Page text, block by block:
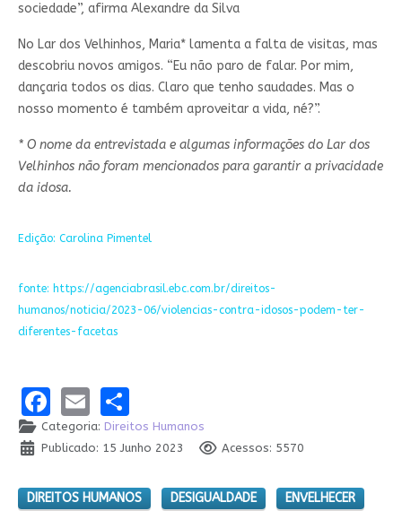
sociedade”, afirma Alexandre da Silva
No Lar dos Velhinhos, Maria* lamenta a falta de visitas, mas
descobriu novos amigos. “Eu não paro de falar. Por mim,
dançaria todos os dias. Claro que tenho saudades. Mas o
nosso momento é também aproveitar a vida, né?”.
* O nome da entrevistada e algumas informações do Lar dos
Velhinhos não foram mencionados para garantir a privacidade
da idosa.
Edição: Carolina Pimentel
fonte: https://agenciabrasil.ebc.com.br/direitos-
humanos/noticia/2023-06/violencias-contra-idosos-podem-ter-
diferentes-facetas
Facebook
EmailShare
Categoria: Direitos Humanos
Publicado: 15 Junho 2023
Acessos: 5570
DIREITOS HUMANOS DESIGUALDADE ENVELHECER